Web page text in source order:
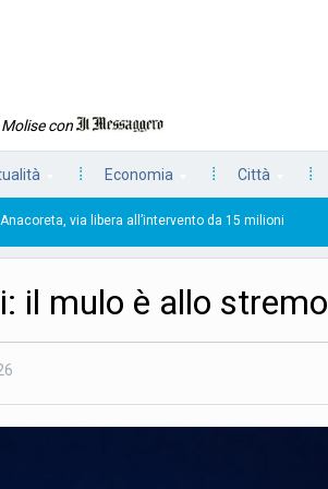
con
Economia Città
all’intervento da 15 milioni 22/07/2026
il mulo è allo stremo